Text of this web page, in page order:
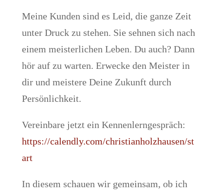
Meine Kunden sind es Leid, die ganze Zeit
unter Druck zu stehen. Sie sehnen sich nach
einem meisterlichen Leben. Du auch? Dann
hör auf zu warten. Erwecke den Meister in
dir und meistere Deine Zukunft durch
Persönlichkeit.
Vereinbare jetzt ein Kennenlerngespräch:
https://calendly.com/christianholzhausen/st
art
In diesem schauen wir gemeinsam, ob ich